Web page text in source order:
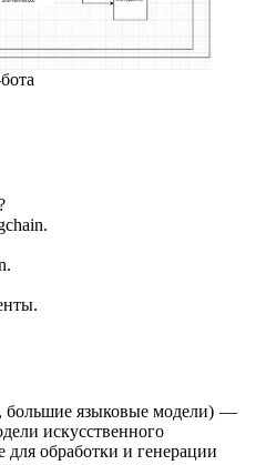
большие языковые модели) —
искусственного
для обработки и генерации